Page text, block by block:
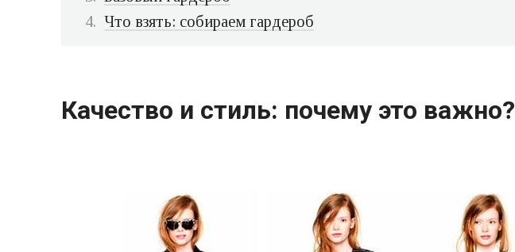
Что взять: собираем гардероб
Качество и стиль: почему это важно?